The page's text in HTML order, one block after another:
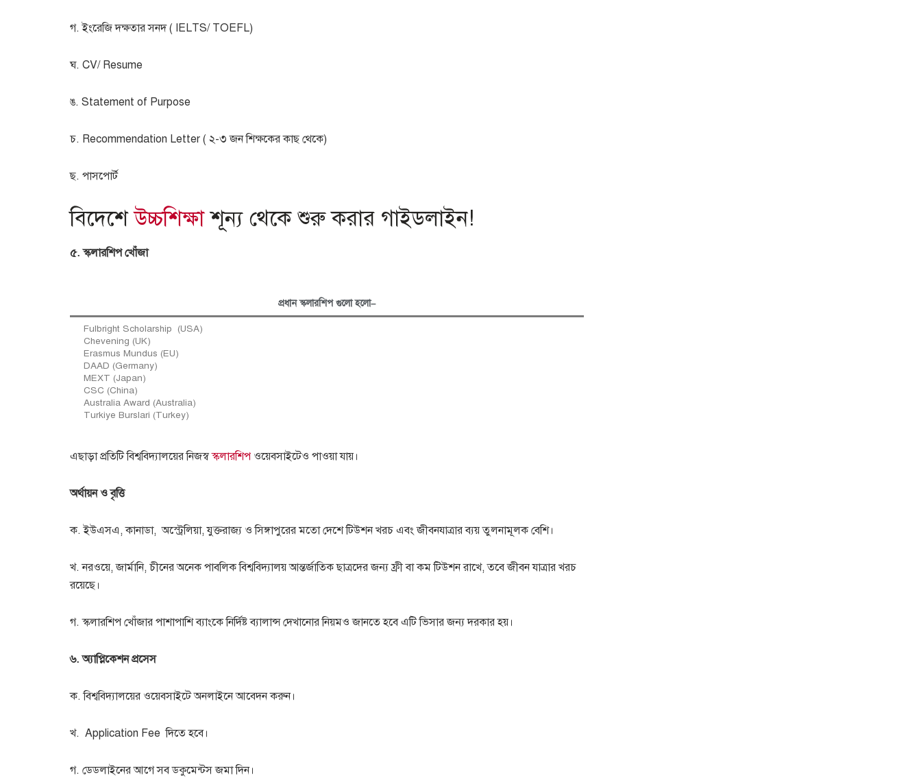
গ. ইংরেজি দক্ষতার সনদ ( IELTS/ TOEFL)
ঘ. CV/ Resume
ঙ. Statement of Purpose
চ. Recommendation Letter ( ২-৩ জন শিক্ষকের কাছ থেকে)
ছ. পাসপোর্ট
বিদেশেউচ্চশিক্ষাশূন্য থেকে শুরু করার গাইডলাইন!
৫. স্কলারশিপ খোঁজা
প্রধান স্কলারশিপ গুলো হলো–
Fulbright Scholarship (USA)
Chevening (UK)
Erasmus Mundus (EU)
DAAD (Germany)
MEXT (Japan)
CSC (China)
Australia Award (Australia)
Turkiye Burslari (Turkey)
এছাড়া প্রতিটি বিশ্ববিদ্যালয়ের নিজস্বস্কলারশিপ ওয়েবসাইটেও পাওয়া যায়।
অর্থায়ন ও বৃত্তি
ক. ইউএসএ, কানাডা, অস্ট্রেলিয়া, যুক্তরাজ্য ও সিঙ্গাপুরের মতো দেশে টিউশন খরচ এবং জীবনযাত্রার ব্যয় তুলনামূলক বেশি।
খ. নরওয়ে, জার্মানি, চীনের অনেক পাবলিক বিশ্ববিদ্যালয় আন্তর্জাতিক ছাত্রদের জন্য ফ্রী বা কম টিউশন রাখে, তবে জীবন যাত্রার খরচ
রয়েছে।
গ. স্কলারশিপ খোঁজার পাশাপাশি ব্যাংকে নির্দিষ্ট ব্যালান্স দেখানোর নিয়মও জানতে হবে এটি ভিসার জন্য দরকার হয়।
৬. অ্যাপ্লিকেশন প্রসেস
ক. বিশ্ববিদ্যালয়ের ওয়েবসাইটে অনলাইনে আবেদন করুন।
খ. Application Fee দিতে হবে।
গ. ডেডলাইনের আগে সব ডকুমেন্টস জমা দিন।